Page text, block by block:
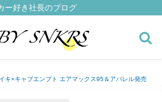
ー好き社長のブログ
キ×キャブエンプト エアマックス95＆アパレル発売